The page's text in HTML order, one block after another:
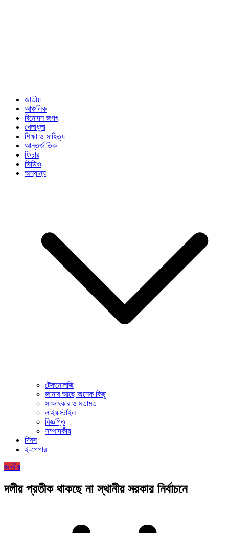
জাতীয়
আঞ্চলিক
বিনোদন জগৎ
খেলাধুলা
শিক্ষা ও সাহিত্য
আন্তর্জাতিক
ফিচার
ভিডিও
অন্যান্য
টেকনোলজি
জানার আছে অনেক কিছু
সাক্ষাৎকার ও মতামত
লাইফস্টাইল
বিজ্ঞপ্তি
সম্পাদকীয়
দিবস
ই-পেপার
জাতীয়
দলীয় প্রতীক থাকছে না স্থানীয় সরকার নির্বাচনে